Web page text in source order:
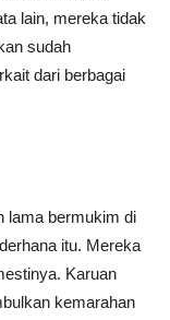
lain, mereka tidak
sudah
dari berbagai
lama bermukim di
itu. Mereka
Karuan
kemarahan